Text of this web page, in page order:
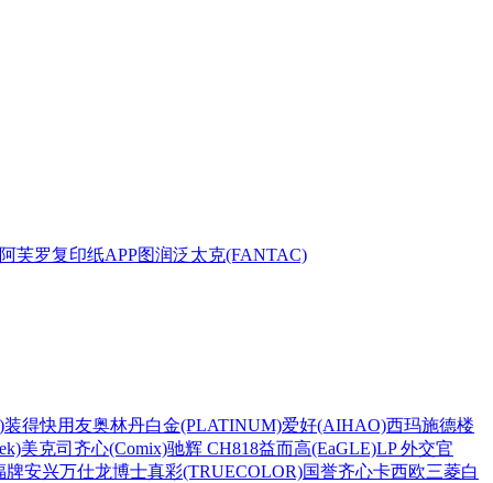
阿芙罗复印纸APP图润泛太克(FANTAC)
装得快用友奥林丹白金(PLATINUM)爱好(AIHAO)西玛施德楼
美克司 齐心(Comix)驰辉 CH818益而高(EaGLE)LP 外交官
牌安兴万仕龙博士真彩(TRUECOLOR)国誉齐心卡西欧三菱白